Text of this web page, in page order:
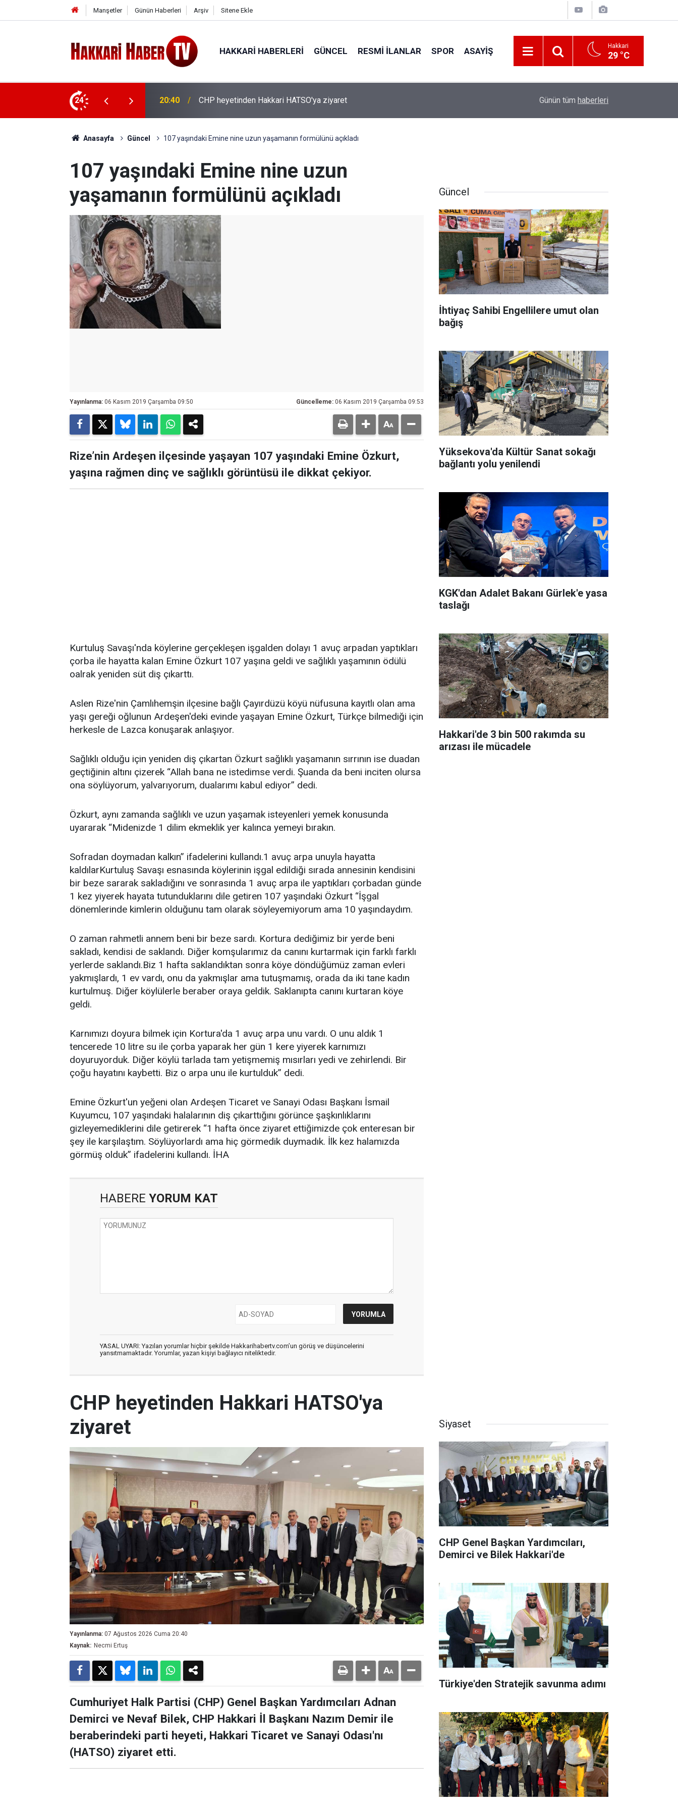
Manşetler Günün Haberleri Arşiv Sitene Ekle
HAKKARI HABERLERI GÜNCEL RESMI İLANLAR SPOR ASAYIŞ Hakkari
29 °C
24 20:36 İhtiyaç Sahibi Engellilere umut olan bağış Başkan Çayan Çiçek, konfederasyon heyetini
Günün tüm haberleri
Anasayfa Güncel 107 yaşındaki Emine nine uzun yaşamanın formülünü açıkladı
107 yaşındaki Emine nine uzun
yaşamanın formülünü açıkladı
Yayınlanma: 06 Kasım 2019 Çarşamba 09:50 Güncelleme: 06 Kasım 2019 Çarşamba 09:53
Rize’nin Ardeşen ilçesinde yaşayan 107 yaşındaki Emine Özkurt,
yaşına rağmen dinç ve sağlıklı görüntüsü ile dikkat çekiyor.
Kurtuluş Savaşı'nda köylerine gerçekleşen işgalden dolayı 1 avuç arpadan yaptıkları
çorba ile hayatta kalan Emine Özkurt 107 yaşına geldi ve sağlıklı yaşamının ödülü
oalrak yeniden süt diş çıkarttı.
Aslen Rize'nin Çamlıhemşin ilçesine bağlı Çayırdüzü köyü nüfusuna kayıtlı olan ama
yaşı gereği oğlunun Ardeşen'deki evinde yaşayan Emine Özkurt, Türkçe bilmediği için
herkesle de Lazca konuşarak anlaşıyor.
Sağlıklı olduğu için yeniden diş çıkartan Özkurt sağlıklı yaşamanın sırrının ise duadan
geçtiğinin altını çizerek “Allah bana ne istedimse verdi. Şuanda da beni inciten olursa
ona söylüyorum, yalvarıyorum, dualarımı kabul ediyor” dedi.
Özkurt, aynı zamanda sağlıklı ve uzun yaşamak isteyenleri yemek konusunda
uyararak “Midenizde 1 dilim ekmeklik yer kalınca yemeyi bırakın.
Sofradan doymadan kalkın” ifadelerini kullandı.1 avuç arpa unuyla hayatta
kaldılarKurtuluş Savaşı esnasında köylerinin işgal edildiği sırada annesinin kendisini
bir beze sararak sakladığını ve sonrasında 1 avuç arpa ile yaptıkları çorbadan günde
1 kez yiyerek hayata tutunduklarını dile getiren 107 yaşındaki Özkurt “İşgal
dönemlerinde kimlerin olduğunu tam olarak söyleyemiyorum ama 10 yaşındaydım.
O zaman rahmetli annem beni bir beze sardı. Kortura dediğimiz bir yerde beni
sakladı, kendisi de saklandı. Diğer komşularımız da canını kurtarmak için farklı farklı
yerlerde saklandı.Biz 1 hafta saklandıktan sonra köye döndüğümüz zaman evleri
yakmışlardı, 1 ev vardı, onu da yakmışlar ama tutuşmamış, orada da iki tane kadın
kurtulmuş. Diğer köylülerle beraber oraya geldik. Saklanıpta canını kurtaran köye
geldi.
Karnımızı doyura bilmek için Kortura'da 1 avuç arpa unu vardı. O unu aldık 1
tencerede 10 litre su ile çorba yaparak her gün 1 kere yiyerek karnımızı
doyuruyorduk. Diğer köylü tarlada tam yetişmemiş mısırları yedi ve zehirlendi. Bir
çoğu hayatını kaybetti. Biz o arpa unu ile kurtulduk” dedi.
Emine Özkurt'un yeğeni olan Ardeşen Ticaret ve Sanayi Odası Başkanı İsmail
Kuyumcu, 107 yaşındaki halalarının diş çıkarttığını görünce şaşkınlıklarını
gizleyemediklerini dile getirerek “1 hafta önce ziyaret ettiğimizde çok enteresan bir
şey ile karşılaştım. Söylüyorlardı ama hiç görmedik duymadık. İlk kez halamızda
görmüş olduk” ifadelerini kullandı. İHA
HABERE YORUM KAT
YASAL UYARI: Yazılan yorumlar hiçbir şekilde Hakkarihabertv.com’un görüş ve düşüncelerini
yansıtmamaktadır. Yorumlar, yazan kişiyi bağlayıcı niteliktedir.
Güncel
İhtiyaç Sahibi Engellilere umut olan
bağış
Yüksekova'da Kültür Sanat sokağı
bağlantı yolu yenilendi
KGK'dan Adalet Bakanı Gürlek'e yasa
taslağı
Hakkari'de 3 bin 500 rakımda su
arızası ile mücadele
CHP heyetinden Hakkari HATSO'ya
ziyaret
Yayınlanma: 07 Ağustos 2026 Cuma 20:40
Kaynak: Necmi Ertuş
Cumhuriyet Halk Partisi (CHP) Genel Başkan Yardımcıları Adnan
Demirci ve Nevaf Bilek, CHP Hakkari İl Başkanı Nazım Demir ile
beraberindeki parti heyeti, Hakkari Ticaret ve Sanayi Odası'nı
(HATSO) ziyaret etti.
Siyaset
CHP Genel Başkan Yardımcıları,
Demirci ve Bilek Hakkari'de
Türkiye'den Stratejik savunma adımı